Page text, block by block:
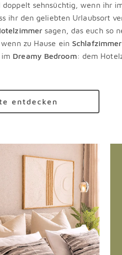
doppelt sehnsüchtig, wenn ihr
ihr den geliebten Urlaubsort
sagen, das euch so
zu Hause ein Schlafzimmer
Dreamy Bedroom: dem
entdecken